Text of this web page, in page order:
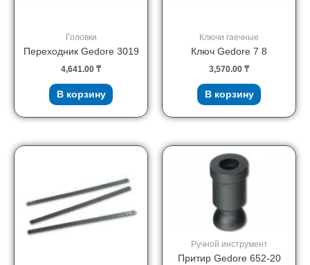
Головки
Переходник Gedore 3019
4,641.00 ₸
В корзину
Ключи гаечные
Ключ Gedore 7 8
3,570.00 ₸
В корзину
Ручной инструмент
Притир Gedore 652-20